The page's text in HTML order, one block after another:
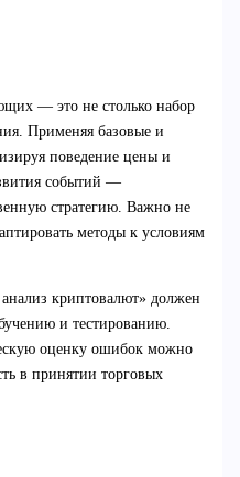
— это не столько набор
Применяя базовые и
поведение цены и
событий —
стратегию. Важно не
методы к условиям
криптовалют» должен
и тестированию.
оценку ошибок можно
в принятии торговых